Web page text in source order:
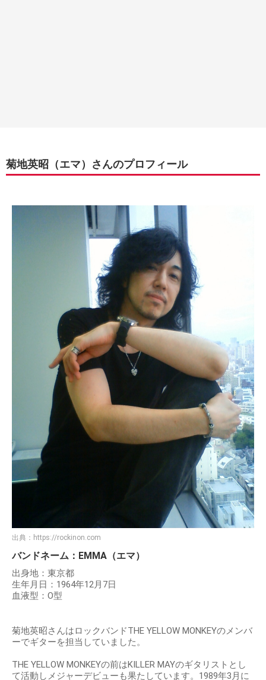
菊地英昭（エマ）さんのプロフィール
出典： https://rockinon.com
バンドネーム：EMMA（エマ）
出身地：東京都
生年月日：1964年12月7日
血液型：O型
菊地英昭さんはロックバンドTHE YELLOW MONKEYのメンバ
ーでギターを担当していました。
THE YELLOW MONKEYの前はKILLER MAYのギタリストとし
て活動しメジャーデビューも果たしています。1989年3月に